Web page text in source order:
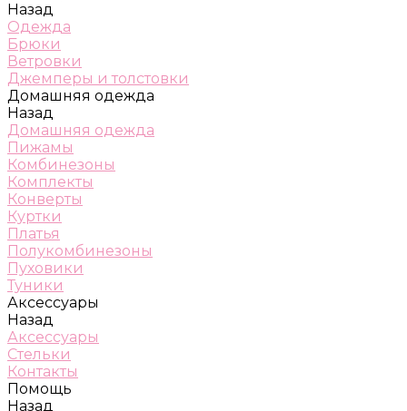
Назад
Одежда
Брюки
Ветровки
Джемперы и толстовки
Домашняя одежда
Назад
Домашняя одежда
Пижамы
Комбинезоны
Комплекты
Конверты
Куртки
Платья
Полукомбинезоны
Пуховики
Туники
Аксессуары
Назад
Аксессуары
Стельки
Контакты
Помощь
Назад